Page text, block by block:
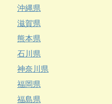
沖縄県
滋賀県
熊本県
石川県
神奈川県
福岡県
福島県